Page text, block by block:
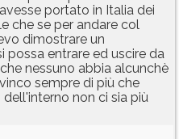
portato in Italia dei
che se per andare col
dimostrare un
possa entrare ed uscire da
nessuno abbia alcunchè
sempre di più che
non ci sia più